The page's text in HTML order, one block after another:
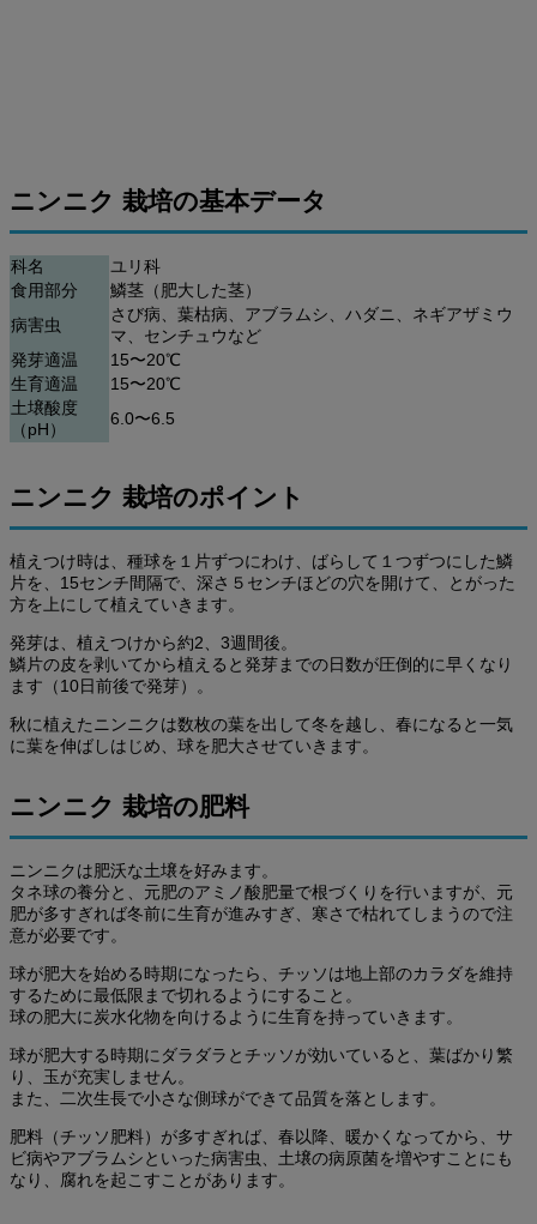
ニンニク 栽培の基本データ
科名
ユリ科
食用部分
鱗茎（肥大した茎）
病害虫
さび病、葉枯病、アブラムシ、ハダニ、ネギアザミウ
マ、センチュウなど
発芽適温
15〜20℃
生育適温
15〜20℃
土壌酸度
（pH）
6.0〜6.5
ニンニク 栽培のポイント
植えつけ時は、種球を１片ずつにわけ、ばらして１つずつにした鱗
片を、15センチ間隔で、深さ５センチほどの穴を開けて、とがった
方を上にして植えていきます。
発芽は、植えつけから約2、3週間後。
鱗片の皮を剥いてから植えると発芽までの日数が圧倒的に早くなり
ます（10日前後で発芽）。
秋に植えたニンニクは数枚の葉を出して冬を越し、春になると一気
に葉を伸ばしはじめ、球を肥大させていきます。
ニンニク 栽培の肥料
ニンニクは肥沃な土壌を好みます。
タネ球の養分と、元肥のアミノ酸肥量で根づくりを行いますが、元
肥が多すぎれば冬前に生育が進みすぎ、寒さで枯れてしまうので注
意が必要です。
球が肥大を始める時期になったら、チッソは地上部のカラダを維持
するために最低限まで切れるようにすること。
球の肥大に炭水化物を向けるように生育を持っていきます。
球が肥大する時期にダラダラとチッソが効いていると、葉ばかり繁
り、玉が充実しません。
また、二次生長で小さな側球ができて品質を落とします。
肥料（チッソ肥料）が多すぎれば、春以降、暖かくなってから、サ
ビ病やアブラムシといった病害虫、土壌の病原菌を増やすことにも
なり、腐れを起こすことがあります。